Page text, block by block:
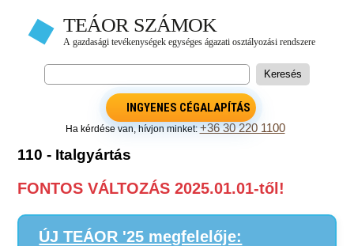
INGYENES CÉGALAPÍTÁS
Ha kérdése van, hívjon minket:+36 30 220 1100
110 - Italgyártás
FONTOS VÁLTOZÁS 2025.01.01-től!
ÚJ TEÁOR '25 megfelelője: